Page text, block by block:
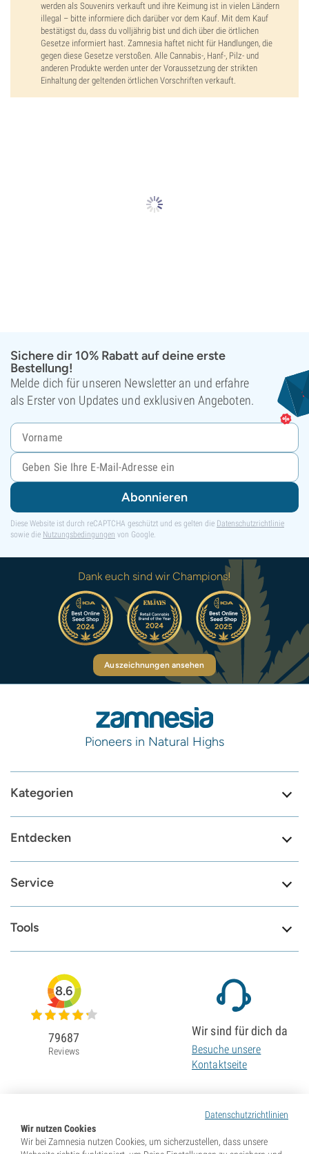
werden als Souvenirs verkauft und ihre Keimung ist in vielen Ländern
illegal – bitte informiere dich darüber vor dem Kauf. Mit dem Kauf
bestätigst du, dass du volljährig bist und dich über die örtlichen
Gesetze informiert hast. Zamnesia haftet nicht für Handlungen, die
gegen diese Gesetze verstoßen. Alle Cannabis-, Hanf-, Pilz- und
anderen Produkte werden unter der Voraussetzung der strikten
Einhaltung der geltenden örtlichen Vorschriften verkauft.
Sichere dir 10% Rabatt auf deine erste
Bestellung!
Melde dich für unseren Newsletter an und erfahre
als Erster von Updates und exklusiven Angeboten.
Abonnieren
Diese Website ist durch reCAPTCHA geschützt und es gelten die Datenschutzrichtlinie
sowie die Nutzungsbedingungen von Google.
Dank euch sind wir Champions!
Auszeichnungen ansehen
Pioneers in Natural Highs
Kategorien
Entdecken
Service
Tools
Datenschutzrichtlinien
Wir nutzen Cookies
Wir bei Zamnesia nutzen Cookies, um sicherzustellen, dass unsere
8.6
79687
Reviews
Wir sind für dich da
Besuche unsere
Kontaktseite